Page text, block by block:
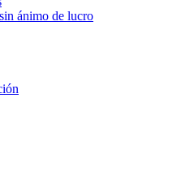
ánimo de lucro